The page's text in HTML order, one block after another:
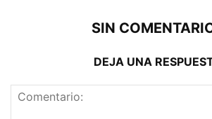
SIN
DEJA UNA